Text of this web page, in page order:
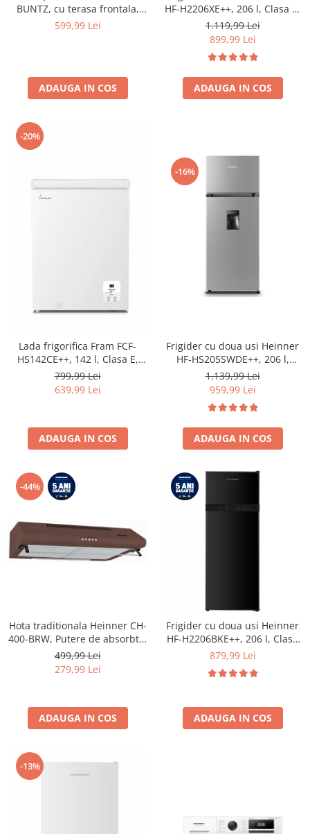
BUNTZ, cu terasa frontala,
acoperis bitumat, baza
599,99 Lei
ADAUGA IN COS
HF-H2206XE++, 206 l, Clasa E,
lumina LED, 3 rafturi de sticla,
H 143 cm, Inox
1.119,99 Lei
899,99 Lei
ADAUGA IN COS
-20%
Lada frigorifica Fram FCF-
HS142CE++, 142 l, Clasa E,
Convertibil
Frigider/Congelator, Control
electronic, Display digital, Alb
799,99 Lei
639,99 Lei
ADAUGA IN COS
-16%
Frigider cu doua usi Heinner
HF-HS205SWDE++, 206 l,
Dozator de apa, Iluminare
LED, H 143.4 cm, Clasa E,
Argintiu
1.139,99 Lei
959,99 Lei
ADAUGA IN COS
-44%
Hota traditionala Heinner CH-
400-BRW, Putere de absorbtie
326.4 mc/h, 2 motoare, 60 cm,
Maro
499,99 Lei
279,99 Lei
ADAUGA IN COS
Frigider cu doua usi Heinner
HF-H2206BKE++, 206 l, Clasa
E, lumina LED, 3 rafturi de
879,99 Lei
ADAUGA IN COS
-13%